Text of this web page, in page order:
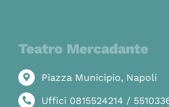
Teatro Mercadante
Piazza Municipio, Napoli
Uffici 0815524214 /